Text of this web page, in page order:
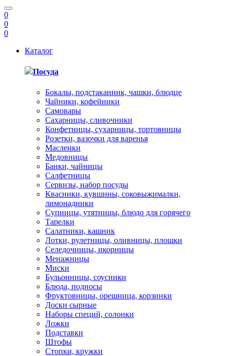
0
0
0
Каталог
Посуда
Бокалы, подстаканник, чашки, блюдце
Чайники, кофейники
Самовары
Сахарницы, сливочники
Конфетницы, сухарницы, тортовницы
Розетки, вазочки для варенья
Масленки
Медовницы
Банки, чайницы
Салфетницы
Сервизы, набор посуды
Квасники, кувшины, соковыжималки,
лимонадники
Супницы, утятницы, блюдо для горячего
Тарелки
Салатники, кашник
Лотки, рулетницы, оливницы, плошки
Селедочницы, икорницы
Менажницы
Миски
Бульонницы, соусники
Блюда, подносы
Фруктовницы, орешница, корзинки
Доски сырные
Наборы специй, солонки
Ложки
Подставки
Штофы
Стопки, кружки